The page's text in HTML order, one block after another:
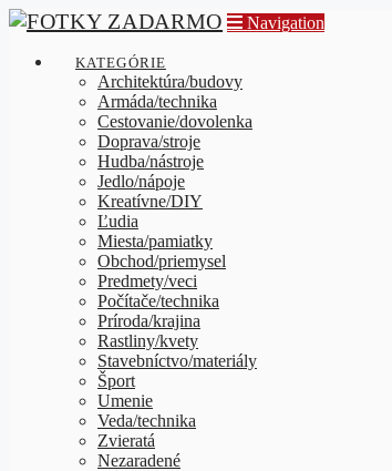
Navigation
KATEGÓRIE
Architektúra/budovy
Armáda/technika
Cestovanie/dovolenka
Doprava/stroje
Hudba/nástroje
Jedlo/nápoje
Kreatívne/DIY
Ľudia
Miesta/pamiatky
Obchod/priemysel
Predmety/veci
Počítače/technika
Príroda/krajina
Rastliny/kvety
Stavebníctvo/materiály
Šport
Umenie
Veda/technika
Zvieratá
Nezaradené